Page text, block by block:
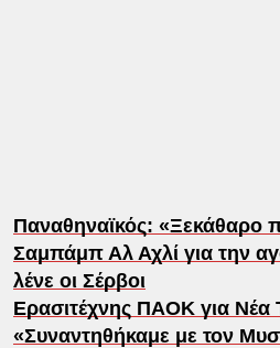
Παναθηναϊκός: «Ξεκάθαρο
Σαμπάμπ Αλ Αχλί για την
λένε οι Σέρβοι
Ερασιτέχνης ΠΑΟΚ για Νέα
«Συναντηθήκαμε με τον